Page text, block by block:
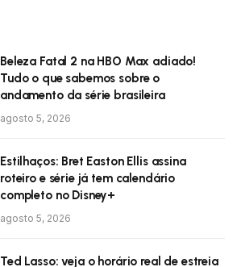
Beleza Fatal 2 na HBO Max adiado!
Tudo o que sabemos sobre o
andamento da série brasileira
agosto 5, 2026
Estilhaços: Bret Easton Ellis assina
roteiro e série já tem calendário
completo no Disney+
agosto 5, 2026
Ted Lasso: veja o horário real de estreia